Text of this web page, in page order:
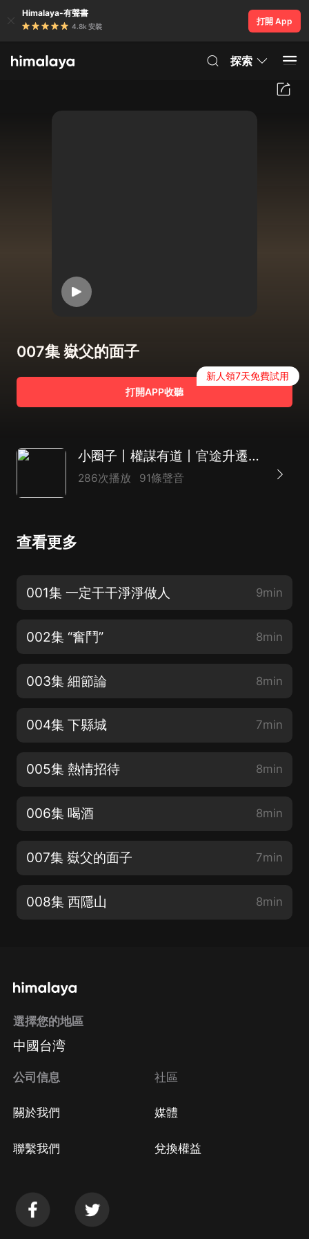
Himalaya-有聲書
4.8k 安裝
打開 App
探索
007集 嶽父的面子
打開APP收聽
新人領7天免費試用
小圈子丨權謀有道丨官途升遷丨權力巔峰|思有為
286次播放 91條聲音
查看更多
001集 一定干干淨淨做人 9min
002集 “奮鬥” 8min
003集 細節論 8min
004集 下縣城 7min
005集 熱情招待 8min
006集 喝酒 8min
007集 嶽父的面子 7min
008集 西隱山 8min
選擇您的地區
中國台湾
公司信息
關於我們
聯繫我們
社區
媒體
兌換權益